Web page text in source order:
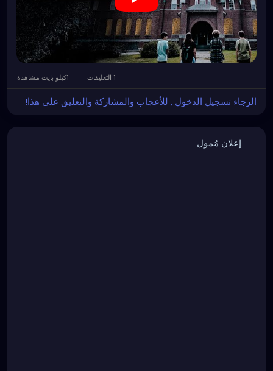
الرجاء تسجيل الدخول , للأعجاب والمشاركة والتعليق على هذا!
إعلان مُمول